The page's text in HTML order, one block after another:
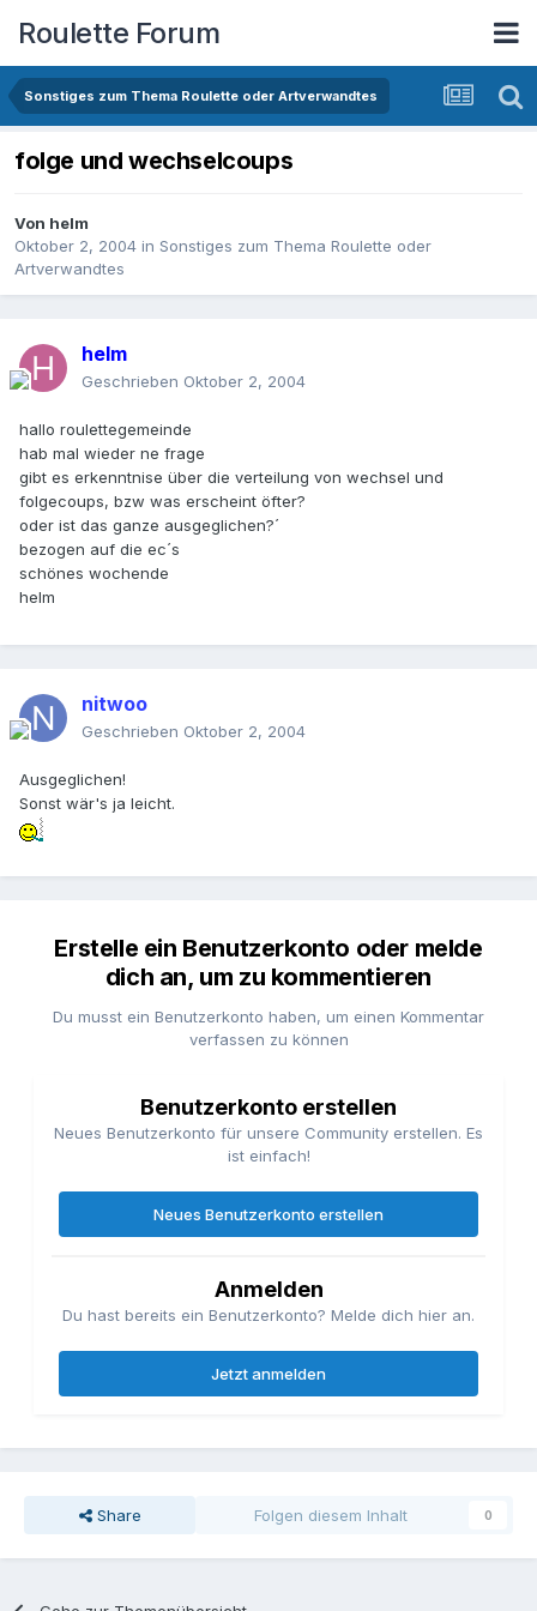
Roulette Forum
Sonstiges zum Thema Roulette oder Artverwandtes
folge und wechselcoups
Von helm
Oktober 2, 2004 in Sonstiges zum Thema Roulette oder
Artverwandtes
helm
Geschrieben Oktober 2, 2004
hallo roulettegemeinde
hab mal wieder ne frage
gibt es erkenntnise über die verteilung von wechsel und
folgecoups, bzw was erscheint öfter?
oder ist das ganze ausgeglichen?´
bezogen auf die ec´s
schönes wochende
helm
nitwoo
Geschrieben Oktober 2, 2004
Ausgeglichen!
Sonst wär's ja leicht.
Erstelle ein Benutzerkonto oder melde
dich an, um zu kommentieren
Du musst ein Benutzerkonto haben, um einen Kommentar
verfassen zu können
Benutzerkonto erstellen
Neues Benutzerkonto für unsere Community erstellen. Es
ist einfach!
Neues Benutzerkonto erstellen
Anmelden
Du hast bereits ein Benutzerkonto? Melde dich hier an.
Jetzt anmelden
Share Folgen diesem Inhalt 0